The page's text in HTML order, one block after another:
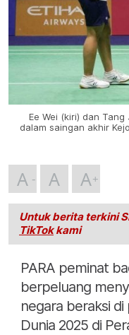
Ee Wei (kiri) dan
dalam saingan akhir
A A A
Untuk berita terkini
TikTokkami
PARA peminat
berpeluang
negara beraksi
Dunia 2025 di